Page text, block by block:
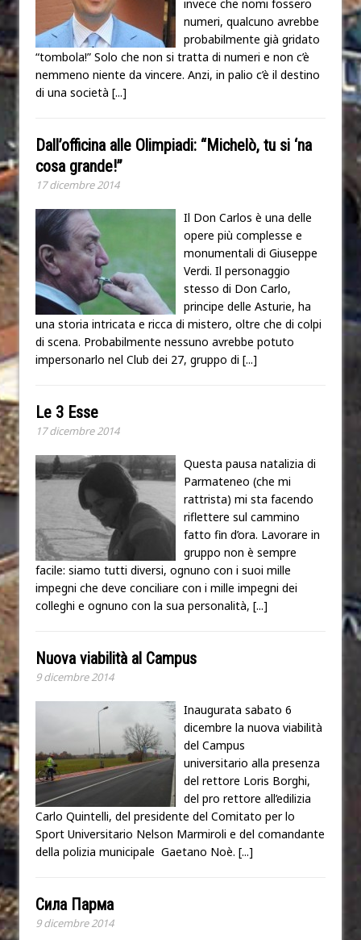
invece che nomi fossero
numeri, qualcuno avrebbe
probabilmente già gridato
“tombola!” Solo che non si tratta di numeri e non c’è
nemmeno niente da vincere. Anzi, in palio c’è il destino
di una società [...]
Dall’officina alle Olimpiadi: “Michelò, tu si ‘na
cosa grande!”
17 dicembre 2014
Il Don Carlos è una delle
opere più complesse e
monumentali di Giuseppe
Verdi. Il personaggio
stesso di Don Carlo,
principe delle Asturie, ha
una storia intricata e ricca di mistero, oltre che di colpi
di scena. Probabilmente nessuno avrebbe potuto
impersonarlo nel Club dei 27, gruppo di [...]
Le 3 Esse
17 dicembre 2014
Questa pausa natalizia di
Parmateneo (che mi
rattrista) mi sta facendo
riflettere sul cammino
fatto fin d’ora. Lavorare in
gruppo non è sempre
facile: siamo tutti diversi, ognuno con i suoi mille
impegni che deve conciliare con i mille impegni dei
colleghi e ognuno con la sua personalità, [...]
Nuova viabilità al Campus
9 dicembre 2014
Inaugurata sabato 6
dicembre la nuova viabilità
del Campus
universitario alla presenza
del rettore Loris Borghi,
del pro rettore all’edilizia
Carlo Quintelli, del presidente del Comitato per lo
Sport Universitario Nelson Marmiroli e del comandante
della polizia municipale Gaetano Noè. [...]
Cила Парма
9 dicembre 2014